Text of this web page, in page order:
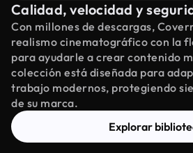
Calidad, velocidad y
Con millones de descargas,
realismo cinematográfico con la
para ayudarle a crear contenido
colección está diseñada para
trabajo modernos, protegiendo
de su marca.
Explorar